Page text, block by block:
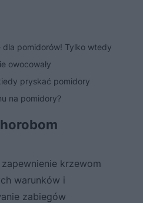
pomidorów! Tylko wtedy
owocowały
pryskać pomidory
na pomidory?
krzewom
warunków i
zabiegów